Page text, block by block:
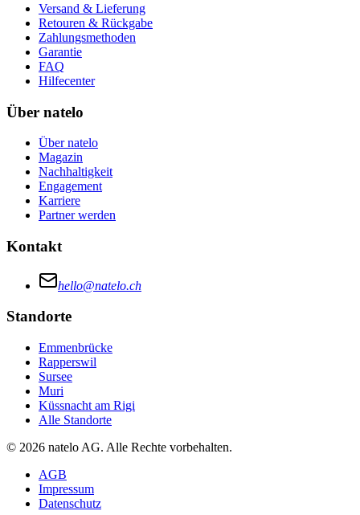
Versand & Lieferung
Retouren & Rückgabe
Zahlungsmethoden
Garantie
FAQ
Hilfecenter
Über natelo
Über natelo
Magazin
Nachhaltigkeit
Engagement
Karriere
Partner werden
Kontakt
hello@natelo.ch
Standorte
Emmenbrücke
Rapperswil
Sursee
Muri
Küssnacht am Rigi
Alle Standorte
© 2026 natelo AG. Alle Rechte vorbehalten.
AGB
Impressum
Datenschutz